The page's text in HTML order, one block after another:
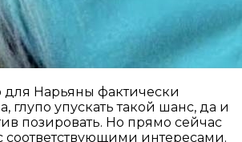
для Нарьяны фактически
глупо упускать такой шанс, да и
позировать. Но прямо сейчас
соответствующими интересами.